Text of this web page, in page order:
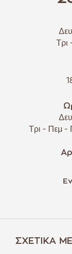
Τρι - Πεμ -
ΣΧΕΤΙΚΆ